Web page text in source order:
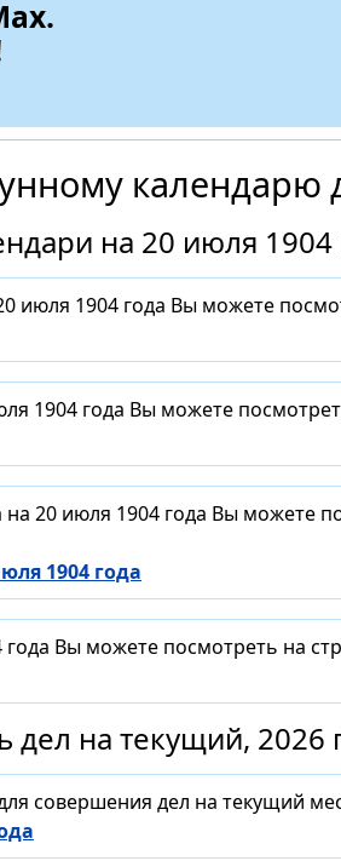
календарю
на 20 июля 1904
1904 года Вы можете
1904 года Вы можете
20 июля 1904 года Вы можете
1904 года
Вы можете посмотреть на
дел на текущий, 2026
совершения дел на текущий